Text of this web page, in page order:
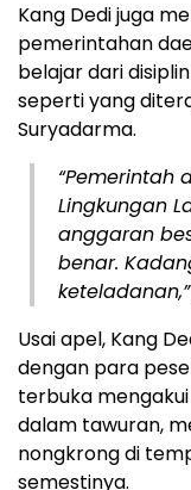
Kang Dedi juga
pemerintahan
belajar dari
seperti yang
Suryadarma.
“Pemerintah
Lingkungan
anggaran
benar.
Usai apel, Kang
dengan para
terbuka
dalam tawuran,
nongkrong di
semestinya.